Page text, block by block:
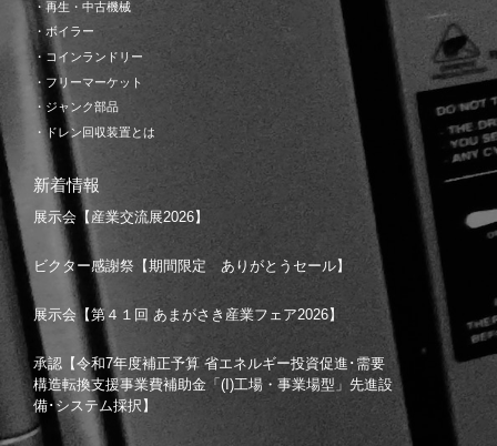
・再生・中古機械
・ボイラー
・コインランドリー
・フリーマーケット
・ジャンク部品
・ドレン回収装置とは
新着情報
展示会【産業交流展2026】
ビクター感謝祭【期間限定 ありがとうセール】
展示会【第４１回 あまがさき産業フェア2026】
承認【令和7年度補正予算 省エネルギー投資促進･需要
構造転換支援事業費補助金「(I)工場・事業場型」先進設
備･システム採択】